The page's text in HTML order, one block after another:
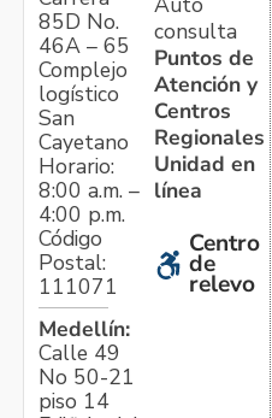
85D No.
46A – 65
Complejo
logístico
San
Cayetano
Horario:
8:00 a.m. –
4:00 p.m.
Código
Postal:
111071
Medellín:
Calle 49
No 50-21
piso 14
consulta
Puntos de
Atención y
Centros
Regionales
Unidad en
línea
Centro
de
relevo